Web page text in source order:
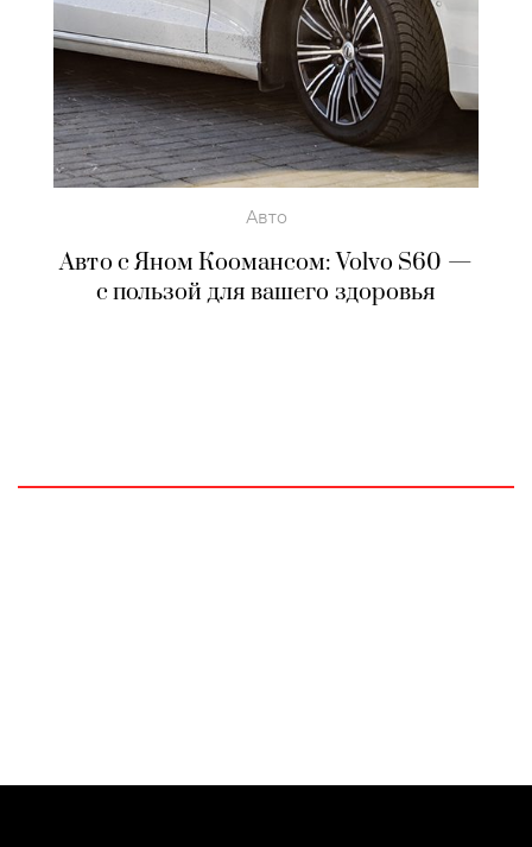
Авто
Авто с Яном Коомансом: Volvo S60 —
с пользой для вашего здоровья